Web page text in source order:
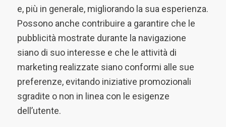
e, più in generale, migliorando la sua esperienza.
Possono anche contribuire a garantire che le
pubblicità mostrate durante la navigazione
siano di suo interesse e che le attività di
marketing realizzate siano conformi alle sue
preferenze, evitando iniziative promozionali
sgradite o non in linea con le esigenze
dell’utente.